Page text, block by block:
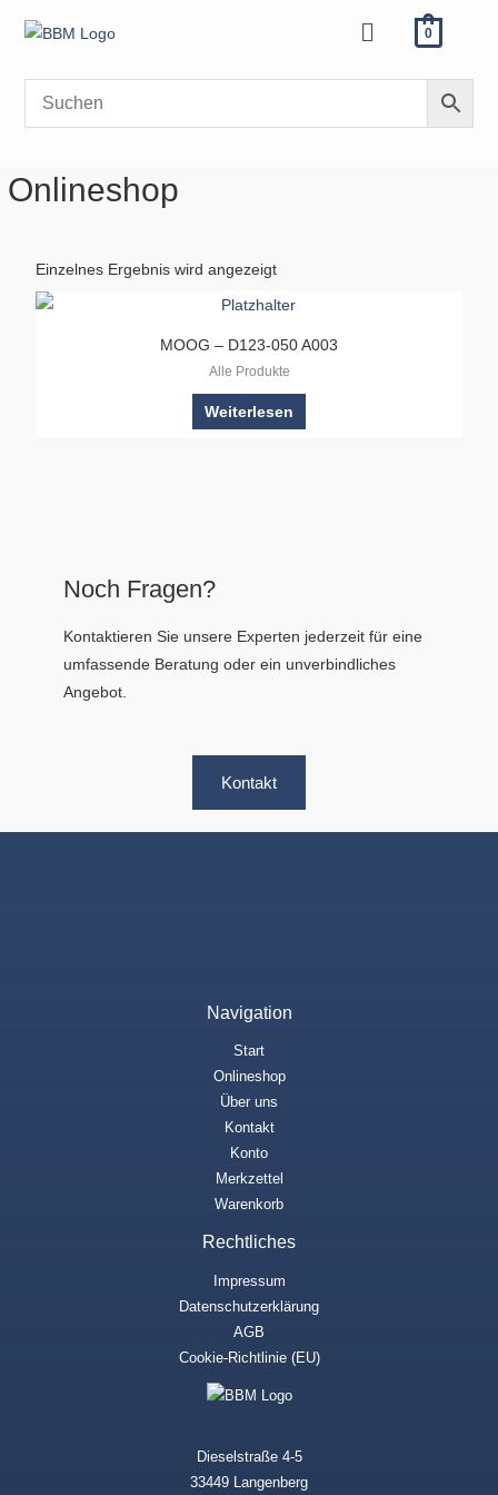
Inhalt
Menü 0
Onlineshop
Einzelnes Ergebnis wird angezeigt
MOOG – D123-050 A003
Alle Produkte
Weiterlesen
Noch Fragen?
Kontaktieren Sie unsere Experten jederzeit für eine
umfassende Beratung oder ein unverbindliches
Angebot.
Kontakt
Navigation
Start
Onlineshop
Über uns
Kontakt
Konto
Merkzettel
Warenkorb
Rechtliches
Impressum
Datenschutzerklärung
AGB
Cookie-Richtlinie (EU)
Dieselstraße 4-5
33449 Langenberg